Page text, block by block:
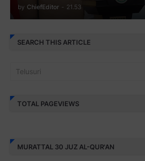
by ChiefEditor - 21.53
SEARCH THIS ARTICLE
TOTAL PAGEVIEWS
MURATTAL 30 JUZ AL-QUR'AN